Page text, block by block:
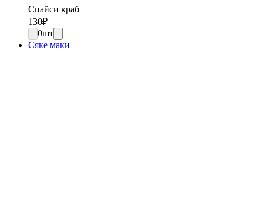
Спайси краб
130₽
0шт
Сяке маки